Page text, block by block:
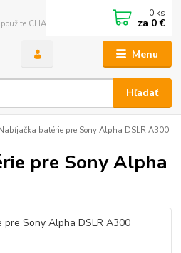
Menu
Hľadať
CHATBOX
0 ks
za 0 €
Nabíjačka batérie pre Sony Alpha DSLR A300
pre Sony Alpha